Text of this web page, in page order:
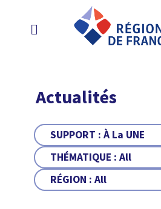
Actualités
SUPPORT :À La UNE
THÉMATIQUE :All
RÉGION :All